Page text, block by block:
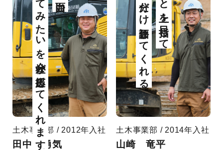
やってみたいを会社が応援してくれます
土木事業部 / 2012年入社
田中 勇気
頑張った分だけ評価してくれる
土木事業部 / 2014年入社
山崎 竜平